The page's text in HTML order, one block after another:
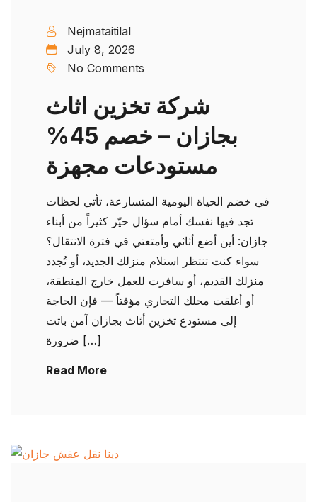
Nejmataitilal
July 8, 2026
No Comments
شركة تخزين اثاث
بجازان – خصم 45%
مستودعات مجهزة
في خضم الحياة اليومية المتسارعة، تأتي لحظات
تجد فيها نفسك أمام سؤال حيّر كثيراً من أبناء
جازان: أين أضع أثاثي وأمتعتي في فترة الانتقال؟
سواء كنت تنتظر استلام منزلك الجديد، أو تُجدد
منزلك القديم، أو سافرت للعمل خارج المنطقة،
أو أغلقت محلك التجاري مؤقتاً — فإن الحاجة
إلى مستودع تخزين أثاث بجازان آمن باتت
ضرورة […]
Read More